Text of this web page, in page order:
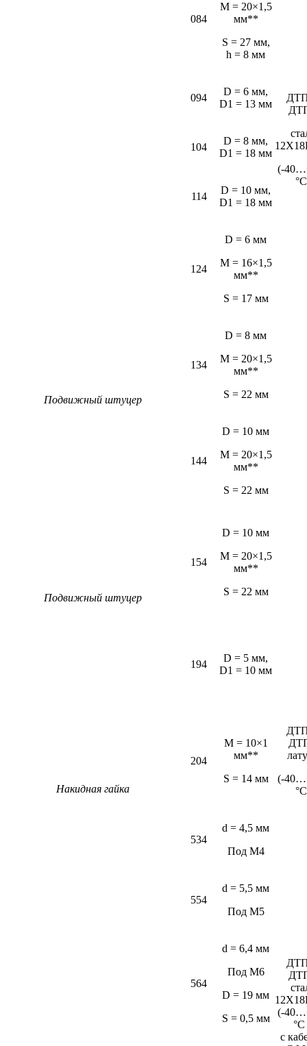
(-
084
M = 20×1,5
мм**
S = 27 мм,
h = 8 мм
094
D = 6 мм,
D1 = 13 мм
104
D = 8 мм,
D1 = 18 мм
114
D = 10 мм,
D1 = 18 мм
Подвижный штуцер
124
D = 6 мм
M = 16×1,5
мм**
S = 17 мм
134
D = 8 мм
M = 20×1,5
мм**
S = 22 мм
144
D = 10 мм
M = 20×1,5
мм**
S = 22 мм
Подвижный штуцер
154
D = 10 мм
M = 20×1,5
мм**
S = 22 мм
194
D = 5 мм,
D1 = 10 мм
Накидная гайка
204
M = 10×1
мм**
S = 14 мм
(-
534
d = 4,5 мм
Под М4
(-
°C
c
554
d = 5,5 мм
Под М5
564
d = 6,4 мм
Под М6
D = 19 мм
S = 0,5 мм